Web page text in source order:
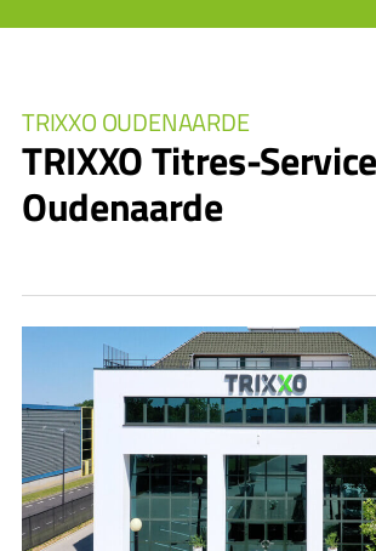
TRIXXO OUDENAARDE
TRIXXO Titres-
Oudenaarde